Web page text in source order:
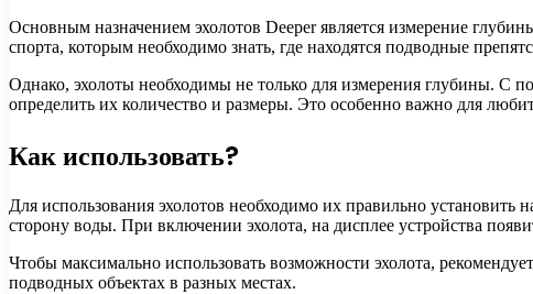
Основным назначением эхолотов Deeper является измерение
спорта, которым необходимо знать, где находятся подводные
Однако, эхолоты необходимы не только для измерения глубины. С
определить их количество и размеры. Это особенно важно для
Как использовать?
Для использования эхолотов необходимо их правильно установить
сторону воды. При включении эхолота, на дисплее устройства
Чтобы максимально использовать возможности эхолота,
подводных объектах в разных местах.